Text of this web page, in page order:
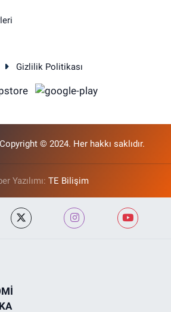
Gizlilik Politikası
Copyright © 2024. Her hakkı saklıdır.
Yazılımı: TE Bilişim